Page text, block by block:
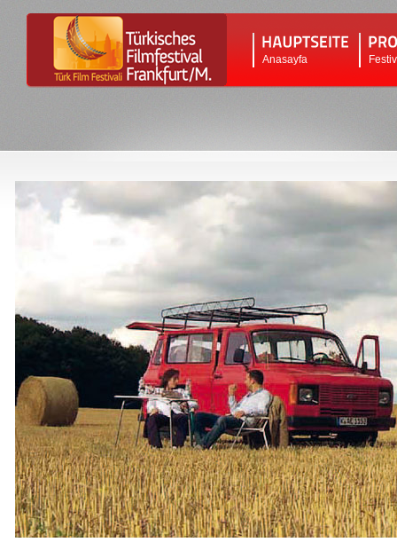
Anasayfa